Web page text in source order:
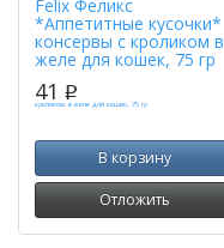
Felix Феликс
*Аппетитные кусочки*
консервы с кроликом в
желе для кошек, 75 гр
41 p
В корзину
Отложить